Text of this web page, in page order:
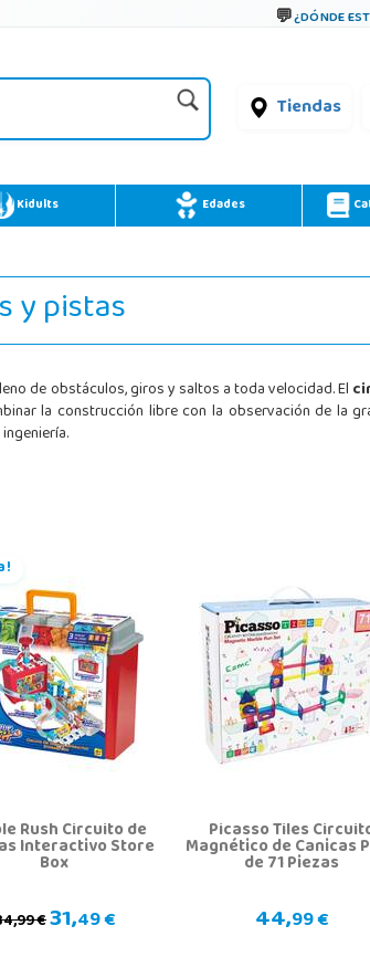
¿DÓNDE
Tiendas
Kidults Edades
y pistas
de obstáculos, giros y saltos a toda velocidad. El
la construcción libre con la observación de la
Rush Circuito de
Interactivo Store
Box
€31,49 €
Picasso Tiles
Magnético de Canicas
de 71 Piezas
44,99 €